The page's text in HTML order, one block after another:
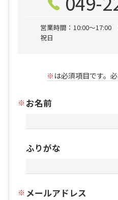
営業時間：10:00〜17:00
祝日
※ は必須項目です。
お名前
ふりがな
メールアドレス